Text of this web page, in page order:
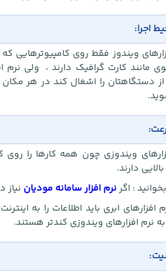
اجرا:
ویندوز فقط روی کامپیوترهایی
مانند کارت گرافیک دارند ، ولی نرم
دستگاهتان را اشغال کند در هر مکان
ویندوزی چون همه کارها را
دارند.
: اگر نرم افزار سامانه مودیان
افزارهای ابری باید اطلاعات را به
نرم افزارهای ویندوزی کندتر هستند.